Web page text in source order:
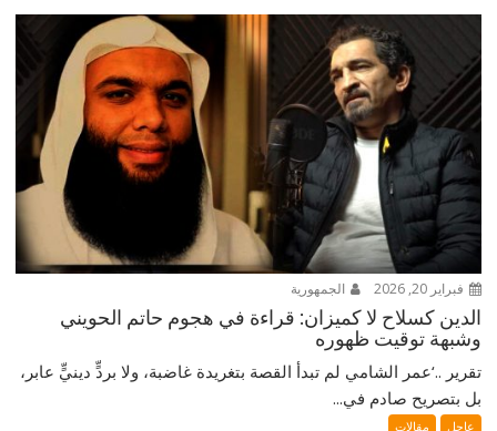
فبراير 20, 2026 الجمهورية
الدين كسلاح لا كميزان: قراءة في هجوم حاتم الحويني
وشبهة توقيت ظهوره
تقرير ..‘عمر الشامي لم تبدأ القصة بتغريدة غاضبة، ولا بردٍّ دينيٍّ عابر،
بل بتصريح صادم في...
عاجل مقالات